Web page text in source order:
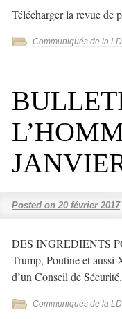
Télécharger la revue de
Communiqués de la
Posted on 20 février 2017
DES INGREDIENTS
Trump, Poutine et aussi
d’un Conseil de
Communiqués de la